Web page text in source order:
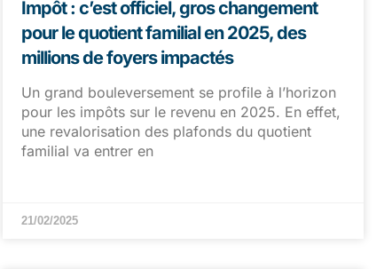
Impôt : c’est officiel, gros changement
pour le quotient familial en 2025, des
millions de foyers impactés
Un grand bouleversement se profile à l’horizon
pour les impôts sur le revenu en 2025. En effet,
une revalorisation des plafonds du quotient
familial va entrer en
21/02/2025